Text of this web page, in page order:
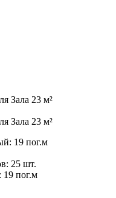
Зала 23 м²
Зала 23 м²
19 пог.м
25 шт.
19 пог.м